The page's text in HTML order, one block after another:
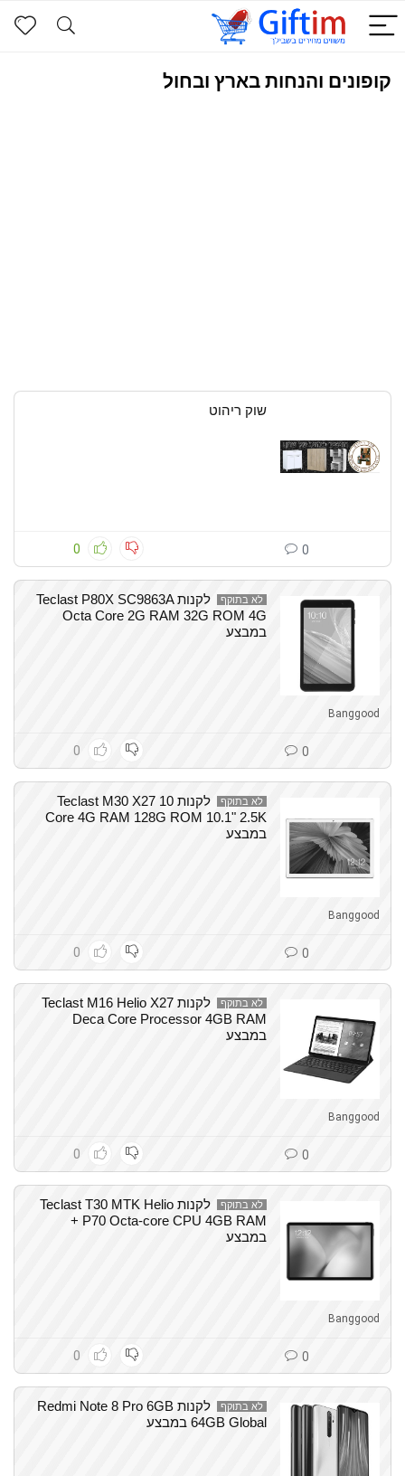
קופונים והנחות בארץ ובחול
שוק ריהוט
0 0
לא בתוקף
לקנות Teclast P80X SC9863A
Octa Core 2G RAM 32G ROM 4G
במבצע
Banggood
0 0
לא בתוקף
לקנות Teclast M30 X27 10
Core 4G RAM 128G ROM 10.1" 2.5K
במבצע
Banggood
0 0
לא בתוקף
לקנות Teclast M16 Helio X27
Deca Core Processor 4GB RAM
במבצע
Banggood
0 0
לא בתוקף
לקנות Teclast T30 MTK Helio
P70 Octa-core CPU 4GB RAM +
במבצע
Banggood
0 0
לא בתוקף
לקנות Redmi Note 8 Pro 6GB
64GB Global במבצע